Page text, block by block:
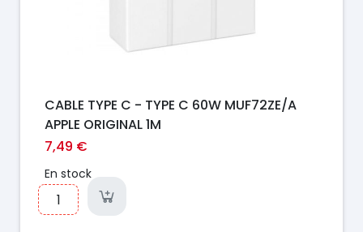
CABLE TYPE C - TYPE C 60W MUF72ZE/A
APPLE ORIGINAL 1M
7,49 €
En stock